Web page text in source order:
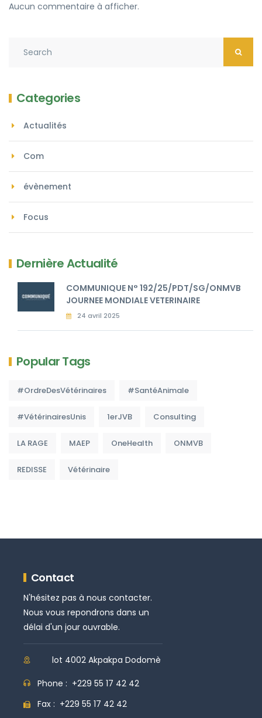
Aucun commentaire à afficher.
Categories
Actualités
Com
évènement
Focus
Dernière Actualité
COMMUNIQUE N° 192/25/PDT/SG/ONMVB
JOURNEE MONDIALE VETERINAIRE
24 avril 2025
Popular Tags
#OrdreDesVétérinaires #SantéAnimale
#VétérinairesUnis 1erJVB Consulting
LA RAGE MAEP OneHealth ONMVB
REDISSE Vétérinaire
Contact
N'hésitez pas à nous contacter.
Nous vous repondrons dans un
délai d'un jour ouvrable.
lot 4002 Akpakpa Dodomè
Phone : +229 55 17 42 42
Fax : +229 55 17 42 42